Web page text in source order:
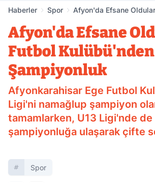
Haberler Spor
Afyon'da Efsane
Afyon'da Efsane
Futbol
Şampiyonluk
Afyonkarahisar Ege Futbol
Ligi'ni namağlup şampiyon
tamamlarken, U13 Ligi'nde de
şampiyonluğa ulaşarak çifte
Spor